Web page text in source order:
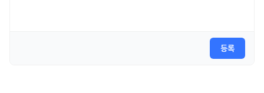
등록